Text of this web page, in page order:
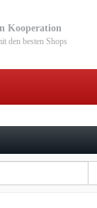
Kooperation
den besten Shops